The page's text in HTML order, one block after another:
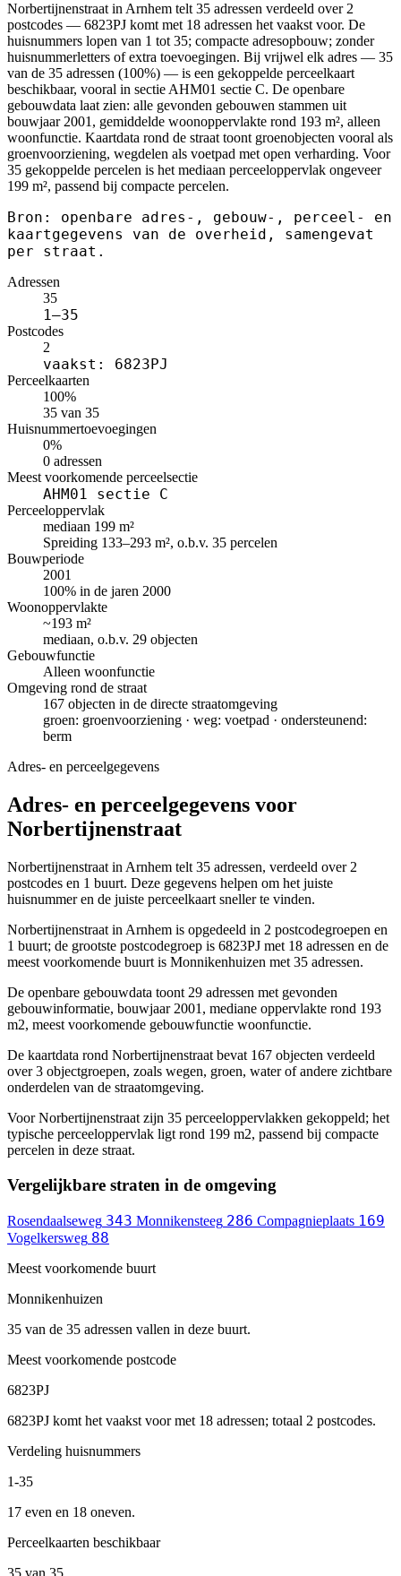
Norbertijnenstraat in Arnhem telt 35 adressen verdeeld over 2
postcodes — 6823PJ komt met 18 adressen het vaakst voor. De
huisnummers lopen van 1 tot 35; compacte adresopbouw; zonder
huisnummerletters of extra toevoegingen. Bij vrijwel elk adres — 35
van de 35 adressen (100%) — is een gekoppelde perceelkaart
beschikbaar, vooral in sectie AHM01 sectie C. De openbare
gebouwdata laat zien: alle gevonden gebouwen stammen uit
bouwjaar 2001, gemiddelde woonoppervlakte rond 193 m², alleen
woonfunctie. Kaartdata rond de straat toont groenobjecten vooral als
groenvoorziening, wegdelen als voetpad met open verharding. Voor
35 gekoppelde percelen is het mediaan perceeloppervlak ongeveer
199 m², passend bij compacte percelen.
Bron: openbare adres-, gebouw-, perceel- en
kaartgegevens van de overheid, samengevat
per straat.
Adressen
35
1–35
Postcodes
2
vaakst: 6823PJ
Perceelkaarten
100%
35 van 35
Huisnummertoevoegingen
0%
0 adressen
Meest voorkomende perceelsectie
AHM01 sectie C
Perceeloppervlak
mediaan 199 m²
Spreiding 133–293 m², o.b.v. 35 percelen
Bouwperiode
2001
100% in de jaren 2000
Woonoppervlakte
~193 m²
mediaan, o.b.v. 29 objecten
Gebouwfunctie
Alleen woonfunctie
Omgeving rond de straat
167 objecten in de directe straatomgeving
groen: groenvoorziening · weg: voetpad · ondersteunend:
berm
Adres- en perceelgegevens
Adres- en perceelgegevens voor
Norbertijnenstraat
Norbertijnenstraat in Arnhem telt 35 adressen, verdeeld over 2
postcodes en 1 buurt. Deze gegevens helpen om het juiste
huisnummer en de juiste perceelkaart sneller te vinden.
Norbertijnenstraat in Arnhem is opgedeeld in 2 postcodegroepen en
1 buurt; de grootste postcodegroep is 6823PJ met 18 adressen en de
meest voorkomende buurt is Monnikenhuizen met 35 adressen.
De openbare gebouwdata toont 29 adressen met gevonden
gebouwinformatie, bouwjaar 2001, mediane oppervlakte rond 193
m2, meest voorkomende gebouwfunctie woonfunctie.
De kaartdata rond Norbertijnenstraat bevat 167 objecten verdeeld
over 3 objectgroepen, zoals wegen, groen, water of andere zichtbare
onderdelen van de straatomgeving.
Voor Norbertijnenstraat zijn 35 perceeloppervlakken gekoppeld; het
typische perceeloppervlak ligt rond 199 m2, passend bij compacte
percelen in deze straat.
Vergelijkbare straten in de omgeving
Rosendaalseweg 343 Monnikensteeg 286 Compagnieplaats 169
Vogelkersweg 88
Meest voorkomende buurt
Monnikenhuizen
35 van de 35 adressen vallen in deze buurt.
Meest voorkomende postcode
6823PJ
6823PJ komt het vaakst voor met 18 adressen; totaal 2 postcodes.
Verdeling huisnummers
1-35
17 even en 18 oneven.
Perceelkaarten beschikbaar
35 van 35